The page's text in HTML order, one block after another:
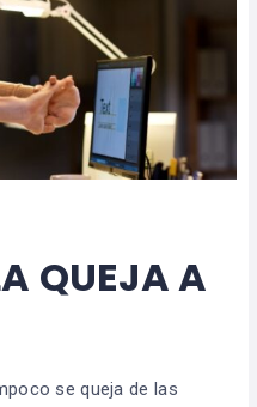
QUEJA A
se queja de las